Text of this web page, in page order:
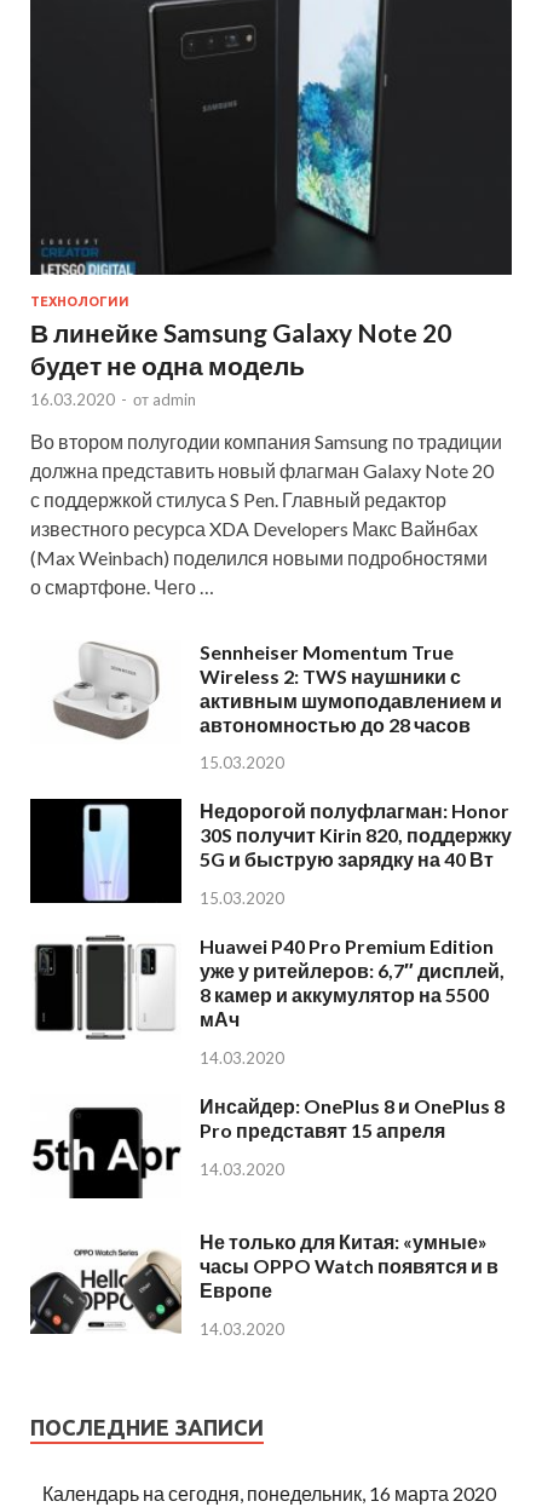
ТЕХНОЛОГИИ
В линейке Samsung Galaxy Note 20
будет не одна модель
16.03.2020 - от admin
Во втором полугодии компания Samsung по традиции
должна представить новый флагман Galaxy Note 20
с поддержкой стилуса S Pen. Главный редактор
известного ресурса XDA Developers Макс Вайнбах
(Max Weinbach) поделился новыми подробностями
о смартфоне. Чего …
Sennheiser Momentum True
Wireless 2: TWS наушники с
активным шумоподавлением и
автономностью до 28 часов
15.03.2020
Недорогой полуфлагман: Honor
30S получит Kirin 820, поддержку
5G и быструю зарядку на 40 Вт
15.03.2020
Huawei P40 Pro Premium Edition
уже у ритейлеров: 6,7″ дисплей,
8 камер и аккумулятор на 5500
мАч
14.03.2020
Инсайдер: OnePlus 8 и OnePlus 8
Pro представят 15 апреля
14.03.2020
Не только для Китая: «умные»
часы OPPO Watch появятся и в
Европе
14.03.2020
ПОСЛЕДНИЕ ЗАПИСИ
Календарь на сегодня, понедельник, 16 марта 2020